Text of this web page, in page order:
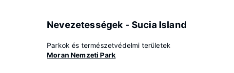
Nevezetességek - Sucia Island
Parkok és természetvédelmi területek
Moran Nemzeti Park